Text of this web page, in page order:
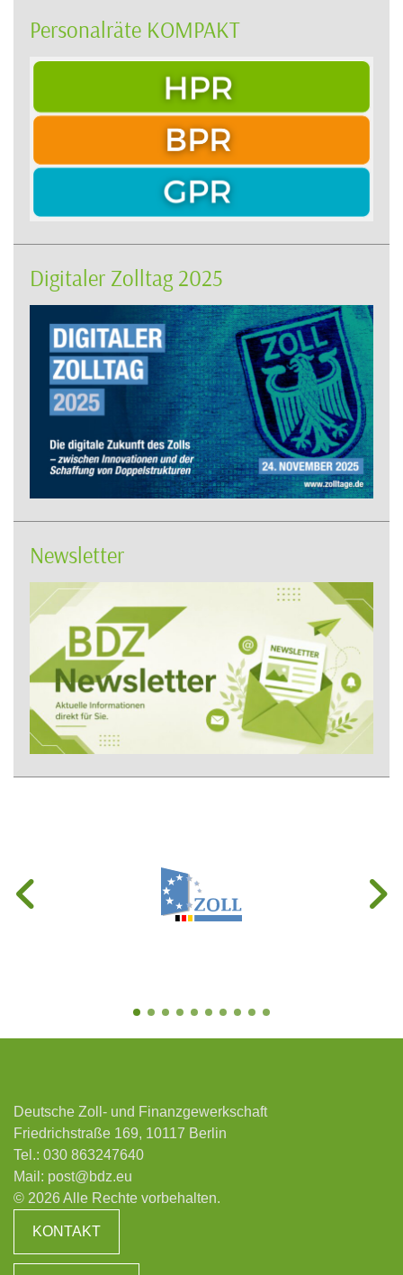
Personalräte KOMPAKT
Digitaler Zolltag 2025
Newsletter
Deutsche Zoll- und Finanzgewerkschaft
Friedrichstraße 169, 10117 Berlin
Tel.: 030 863247640
Mail: post@bdz.eu
© 2026 Alle Rechte vorbehalten.
KONTAKT